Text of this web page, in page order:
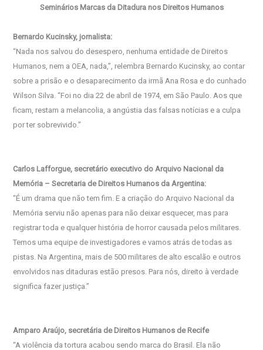
Seminários Marcas da Ditadura nos Direitos Humanos
Bernardo Kucinsky, jornalista:
“Nada nos salvou do desespero, nenhuma entidade de Direitos
Humanos, nem a OEA, nada,”, relembra Bernardo Kucinsky, ao contar
sobre a prisão e o desaparecimento da irmã Ana Rosa e do cunhado
Wilson Silva. “Foi no dia 22 de abril de 1974, em São Paulo. Aos que
ficam, restam a melancolia, a angústia das falsas notícias e a culpa
por ter sobrevivido.”
Carlos Lafforgue, secretário executivo do Arquivo Nacional da
Memória – Secretaria de Direitos Humanos da Argentina:
“É um drama que não tem fim. E a criação do Arquivo Nacional da
Memória serviu não apenas para não deixar esquecer, mas para
registrar toda e qualquer história de horror causada pelos militares.
Temos uma equipe de investigadores e vamos atrás de todas as
pistas. Na Argentina, mais de 500 militares de alto escalão e outros
envolvidos nas ditaduras estão presos. Para nós, direito à verdade
significa fazer justiça.”
Amparo Araújo, secretária de Direitos Humanos de Recife
“A violência da tortura acabou sendo marca do Brasil. Ela não